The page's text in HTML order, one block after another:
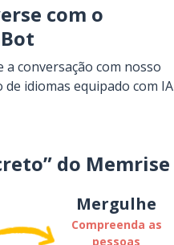
com o
a conversação com nosso
de idiomas equipado com IA
do Memrise
Mergulhe
Compreenda as
pessoas